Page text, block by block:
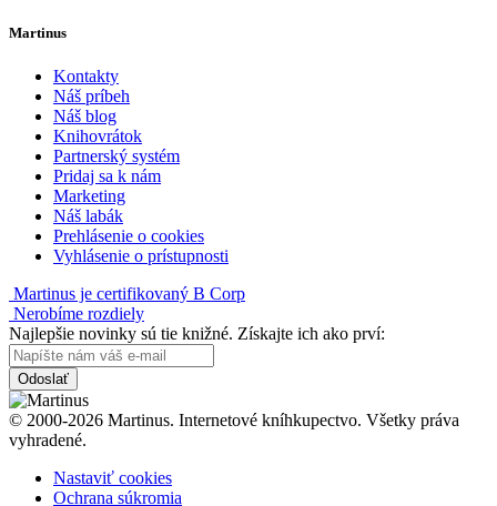
Martinus
Kontakty
Náš príbeh
Náš blog
Knihovrátok
Partnerský systém
Pridaj sa k nám
Marketing
Náš labák
Prehlásenie o cookies
Vyhlásenie o prístupnosti
Martinus je certifikovaný B Corp
Nerobíme rozdiely
Najlepšie novinky sú tie knižné. Získajte ich ako prví:
Odoslať
© 2000-2026 Martinus. Internetové kníhkupectvo. Všetky práva
vyhradené.
Nastaviť cookies
Ochrana súkromia